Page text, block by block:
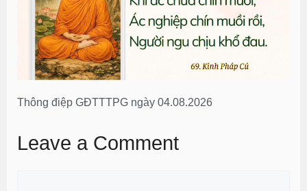
Thông điệp GĐTTTPG ngày 04.08.2026
Leave a Comment